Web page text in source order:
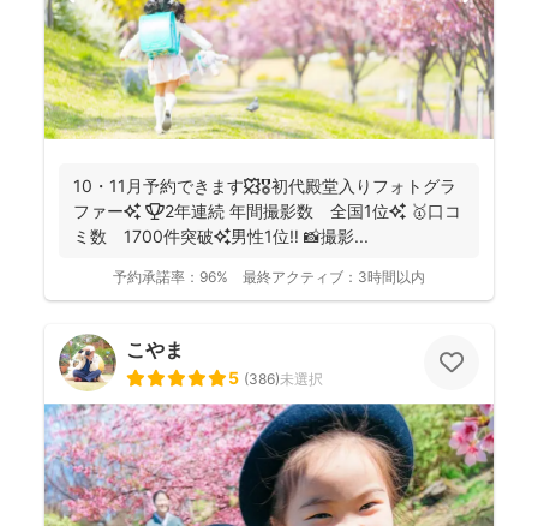
10・11月予約できます🍁🎖初代殿堂入りフォトグラ
ファー✨ 🏆2年連続 年間撮影数 全国1位✨ 🥇口コ
ミ数 1700件突破✨男性1位‼️ 📸撮影...
予約承諾率： 96% 最終アクティブ： 3時間以内
こやま
5 (386)未選択